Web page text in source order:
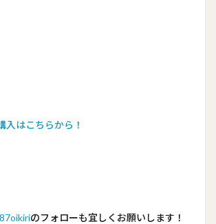
入はこちらから！
のフォローも宜しくお願いします！